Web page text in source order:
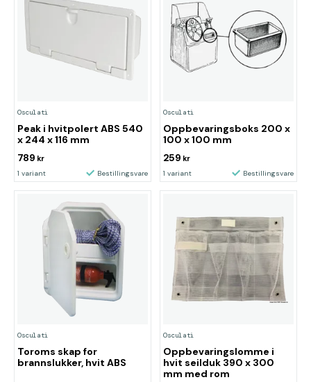
Osculati
Peak i hvitpolert ABS 540
x 244 x 116 mm
789 kr
1 variant Bestillingsvare
Osculati
Oppbevaringsboks 200 x
100 x 100 mm
259 kr
1 variant Bestillingsvare
Osculati
Toroms skap for
brannslukker, hvit ABS
Osculati
Oppbevaringslomme i
hvit seilduk 390 x 300
mm med rom